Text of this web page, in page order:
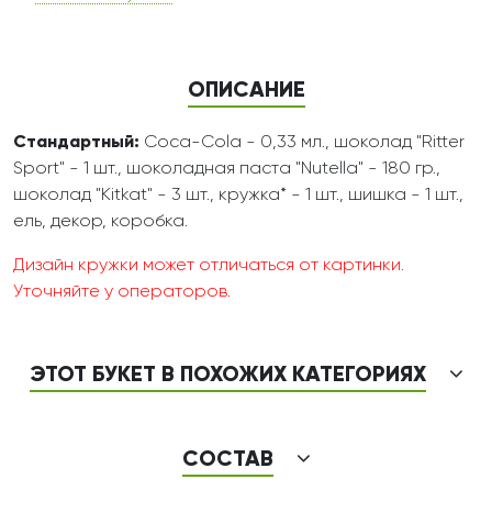
ОПИСАНИЕ
Стандартный: Coca-Cola - 0,33 мл., шоколад "Ritter
Sport" - 1 шт., шоколадная паста "Nutella" - 180 гр.,
шоколад "Kitkat" - 3 шт., кружка* - 1 шт., шишка - 1 шт.,
ель, декор, коробка.
Дизайн кружки может отличаться от картинки.
Уточняйте у операторов.
ЭТОТ БУКЕТ В ПОХОЖИХ КАТЕГОРИЯХ
СОСТАВ